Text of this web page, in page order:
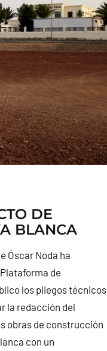
DE
BLANCA
Óscar Noda ha
de
los pliegos técnicos
la redacción del
obras de construcción
con un